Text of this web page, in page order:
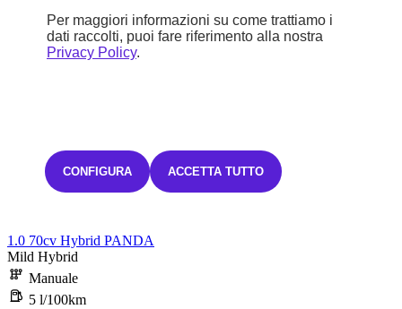
Nuovo
1.0 70cv Hybrid PANDA
Mild Hybrid
Manuale
5 l/100km
Per maggiori informazioni su come trattiamo i
dati raccolti, puoi fare riferimento alla nostra
Privacy Policy.
CONFIGURA ACCETTA TUTTO